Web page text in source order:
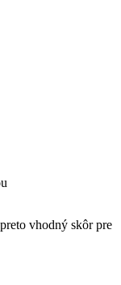
vhodný skôr pre